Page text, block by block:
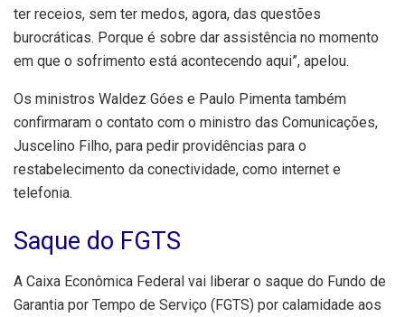
ter receios, sem ter medos, agora, das questões
burocráticas. Porque é sobre dar assistência no momento
em que o sofrimento está acontecendo aqui”, apelou.
Os ministros Waldez Góes e Paulo Pimenta também
confirmaram o contato com o ministro das Comunicações,
Juscelino Filho, para pedir providências para o
restabelecimento da conectividade, como internet e
telefonia.
Saque do FGTS
A Caixa Econômica Federal vai liberar o saque do Fundo de
Garantia por Tempo de Serviço (FGTS) por calamidade aos